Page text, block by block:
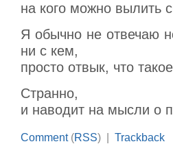
на кого можно вылить
Я обычно не отвечаю
ни с кем,
просто отвык, что
Странно,
и наводит на мысли о
Comment(RSS) | Trackback